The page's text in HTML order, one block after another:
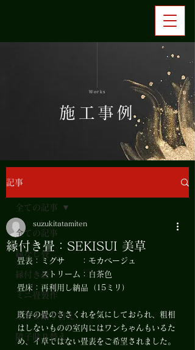
Works
施工事例
記事
全ての記事
縁なし畳
縁付き畳
ミニ畳製作
ふすま貼り替え
障子貼り替え
全ての記事
縁付き畳：SEKISUI 美草
suzukitatamiten
畳表：ミグサ　　：モカベージュ
ストリーム：白茶色
畳床：再利用し納品（15ミリ）
既存の畳のささくれを気にしておられ、粗相
はしないものの室内にはワンちゃんもいるた
め、イ草ではない畳表をご希望されました。